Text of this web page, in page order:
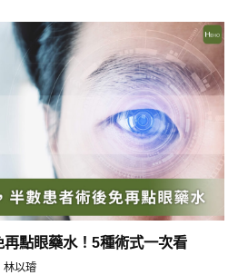
點眼藥水！5種術式一次看
林以璿